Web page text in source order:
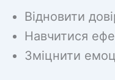
Відновити
Навчитися
Зміцнити